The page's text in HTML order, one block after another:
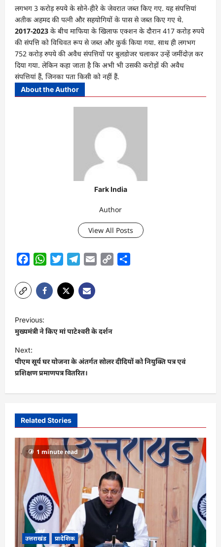
लगभग 3 करोड़ रुपये के सोने-हीरे के जेवरात जब्त किए गए. यह संपत्तियां
अतीक अहमद की पत्नी और सहयोगियों के पास से जब्त किए गए थे.
2017-2023 के बीच माफिया के खिलाफ एक्शन के दौरान 417 करोड़ रुपये
की संपत्ति को विधिवत रूप से जब्त और कुर्क किया गया. साथ ही लगभग
752 करोड़ रुपये की अवैध संपत्तियों पर बुलडोजर चलाकर उन्हें जमींदोज़ कर
दिया गया. लेकिन कहा जाता है कि अभी भी उसकी करोड़ों की अवैध
संपत्तियां हैं, जिनका पता किसी को नहीं हैं.
About the Author
Fark India
Author
View All Posts
FacebookWhatsAppTwitterTelegram
Email
Copy
P
o
s
t
n
a
g
a
n
Previous:
मुख्यमंत्री ने किए मां पाटेश्वरी के दर्शन
Next:
पीएम सूर्य घर योजना के अंतर्गत सोलर दीदियों को नियुक्ति पत्र एवं
प्रशिक्षण प्रमाणपत्र वितरित।
Related Stories
1 minute read
उत्तराखंड प्रादेशिक